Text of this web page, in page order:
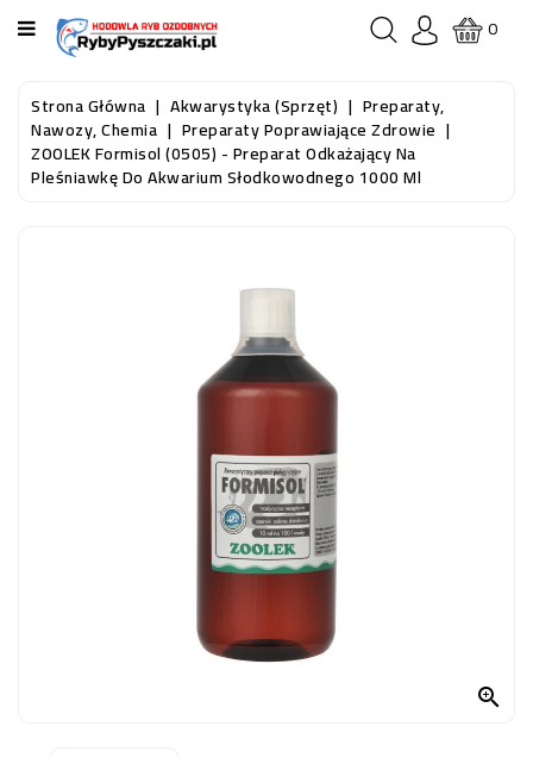
KATEGORIA
STRONA
GŁÓWNA
RYBY
0
Strona Główna Akwarystyka (sprzęt) Preparaty,
Nawozy, Chemia Preparaty Poprawiające Zdrowie
ZOOLEK Formisol (0505) - Preparat Odkażający Na
Pleśniawkę Do Akwarium Słodkowodnego 1000 Ml
